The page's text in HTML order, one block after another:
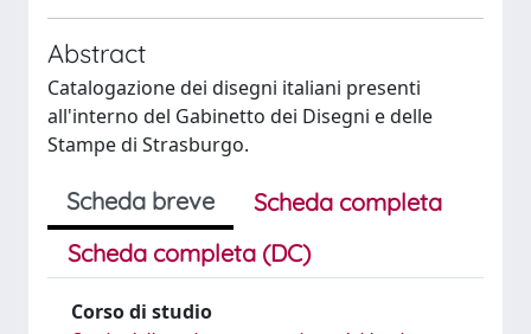
Abstract
Catalogazione dei disegni italiani presenti
all'interno del Gabinetto dei Disegni e delle
Stampe di Strasburgo.
Scheda breve
Scheda completa
Scheda completa (DC)
Corso di studio